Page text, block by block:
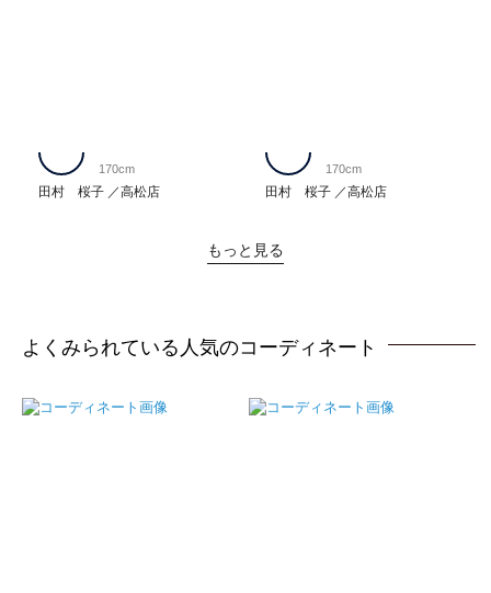
田村 桜子 高松店
170cm
田村 桜子 高松店
170cm
もっと見る
よくみられている人気のコーディネート